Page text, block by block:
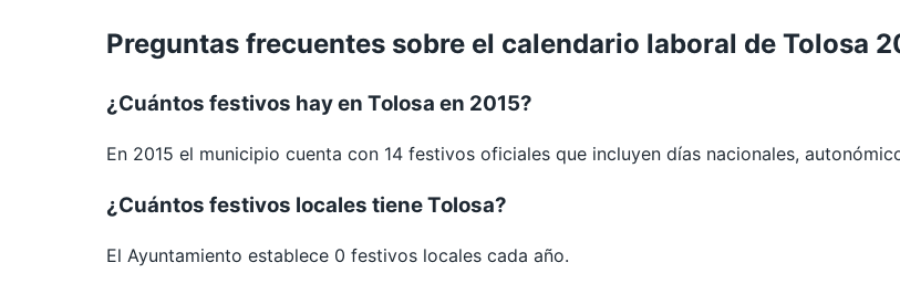
Preguntas frecuentes sobre el calendario laboral de Tolosa
¿Cuántos festivos hay en Tolosa en 2015?
En 2015 el municipio cuenta con 14 festivos oficiales que incluyen días nacionales,
¿Cuántos festivos locales tiene Tolosa?
El Ayuntamiento establece 0 festivos locales cada año.